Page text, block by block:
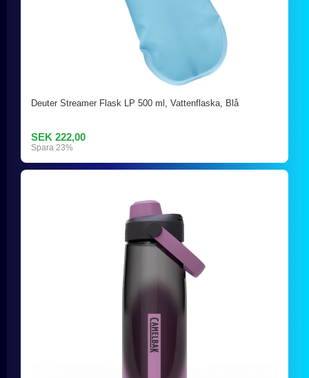
Deuter Streamer Flask LP 500 ml, Vattenflaska, Blå
SEK 222,00
Spara 23%